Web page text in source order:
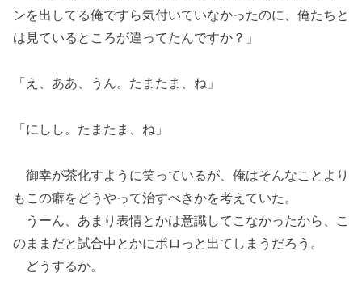
ンを出してる俺ですら気付いていなかったのに、俺たちと
は見ているところが違ってたんですか？」
「え、ああ、うん。たまたま、ね」
「にしし。たまたま、ね」
御幸が茶化すように笑っているが、俺はそんなことより
もこの癖をどうやって治すべきかを考えていた。
うーん、あまり表情とかは意識してこなかったから、こ
のままだと試合中とかにポロっと出てしまうだろう。
どうするか。